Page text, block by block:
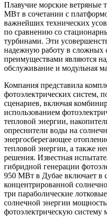
Плавучие морские ветряные
МВт в сочетании с
важнейших технических
по сравнению со
турбинами. Эти
надежную работу в сложных
преимуществами являются
обслуживание и модульная
Компания представила
фотоэлектрических систем,
сценариев, включая
использованием
тепловой энергии,
опреснители воды на
энергосберегающее
тепловой энергии, а также
решения. Известная
гибридной генерации
950 МВт в Дубае включает в
концентрированной
три параболические
солнечной энергии
фотоэлектрическую